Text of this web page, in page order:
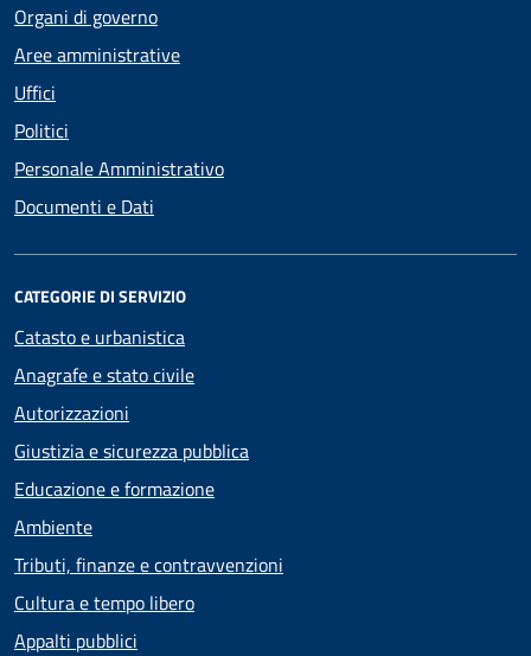
Organi di governo
Aree amministrative
Uffici
Politici
Personale Amministrativo
Documenti e Dati
CATEGORIE DI SERVIZIO
Catasto e urbanistica
Anagrafe e stato civile
Autorizzazioni
Giustizia e sicurezza pubblica
Educazione e formazione
Ambiente
Tributi, finanze e contravvenzioni
Cultura e tempo libero
Appalti pubblici